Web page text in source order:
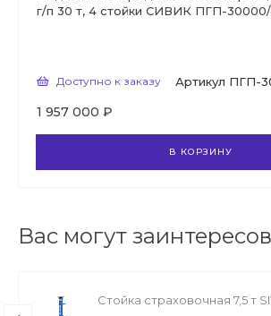
г/п 30 т, 4 стойки СИВИК ПГП-
Доступно к заказу Артикул ПГП-
1 957 000 ₽
В КОРЗИНУ
Вас могут
Стойка страховочная 7,5 т